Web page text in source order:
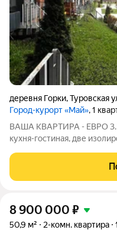
деревня Горки,Туровская
Город-курорт «Май», 1
ВАША КВАРТИРА - ЕВРО 3.
кухня-гостиная, две
Есть выход в закрытый
подиум, террасу. Большое
8 900 000 ₽
50,9 м² 2-комн. квартира